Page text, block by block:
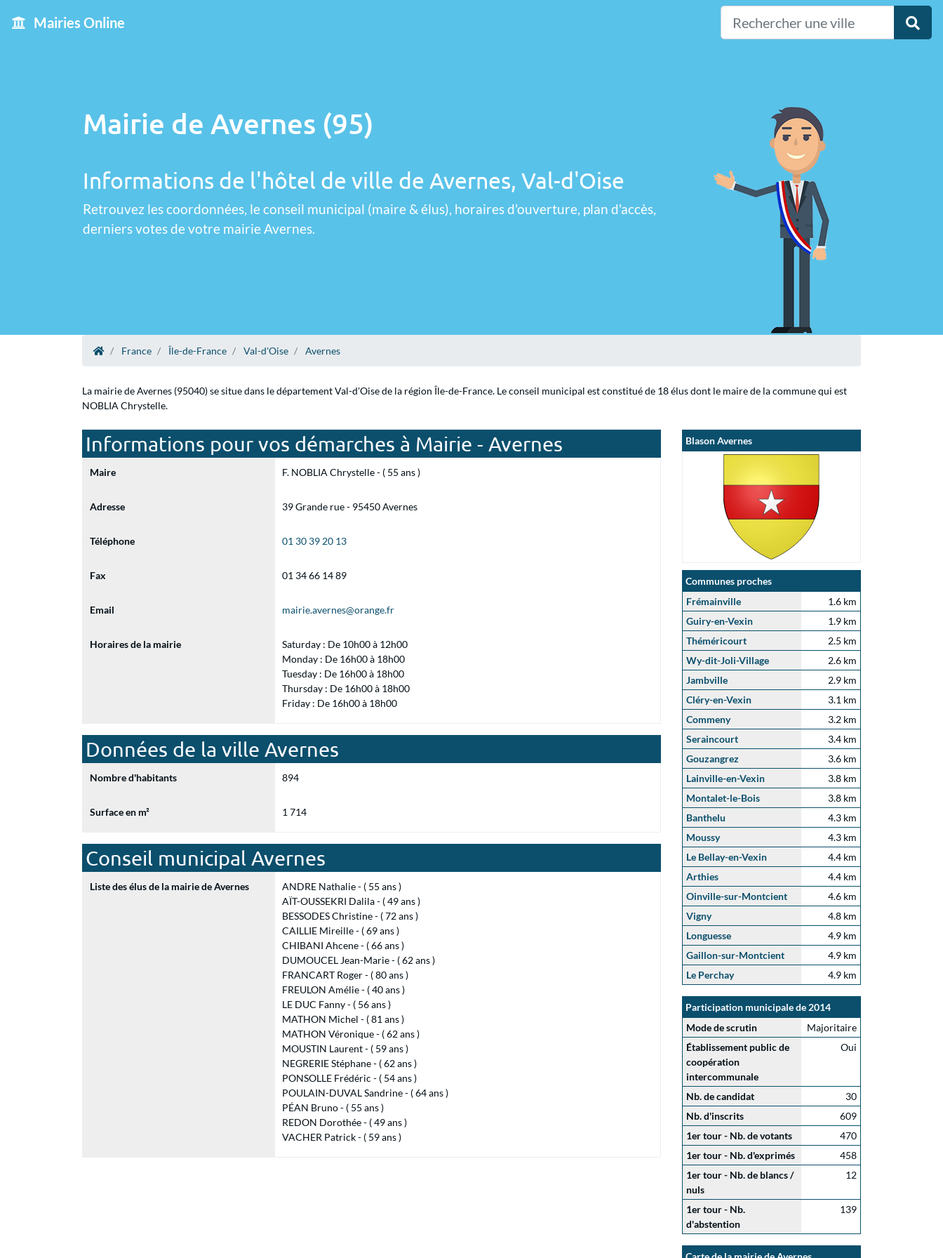
Mairies Online
Mairie de Avernes (95)
Informations de l'hôtel de ville de Avernes, Val-d'Oise
Retrouvez les coordonnées, le conseil municipal (maire & élus), horaires d'ouverture, plan d'accès,
derniers votes de votre mairie Avernes.
France Île-de-France Val-d'Oise Avernes
La mairie de Avernes (95040) se situe dans le département Val-d'Oise de la région Île-de-France. Le conseil municipal est constitué de 18 élus dont le maire de la commune qui est
NOBLIA Chrystelle.
Informations pour vos démarches à Mairie - Avernes
Maire F. NOBLIA Chrystelle - ( 55 ans )
Adresse 39 Grande rue - 95450 Avernes
Téléphone 01 30 39 20 13
Fax 01 34 66 14 89
Email mairie.avernes@orange.fr
Horaires de la mairie
Saturday : De 10h00 à 12h00
Monday : De 16h00 à 18h00
Tuesday : De 16h00 à 18h00
Thursday : De 16h00 à 18h00
Friday : De 16h00 à 18h00
Données de la ville Avernes
Nombre d'habitants 894
Surface en m² 1 714
Conseil municipal Avernes
Liste des élus de la mairie de Avernes
ANDRE Nathalie - ( 55 ans )
AÏT-OUSSEKRI Dalila - ( 49 ans )
BESSODES Christine - ( 72 ans )
CAILLIE Mireille - ( 69 ans )
CHIBANI Ahcene - ( 66 ans )
DUMOUCEL Jean-Marie - ( 62 ans )
FRANCART Roger - ( 80 ans )
FREULON Amélie - ( 40 ans )
LE DUC Fanny - ( 56 ans )
MATHON Michel - ( 81 ans )
MATHON Véronique - ( 62 ans )
MOUSTIN Laurent - ( 59 ans )
NEGRERIE Stéphane - ( 62 ans )
PONSOLLE Frédéric - ( 54 ans )
POULAIN-DUVAL Sandrine - ( 64 ans )
PÉAN Bruno - ( 55 ans )
REDON Dorothée - ( 49 ans )
VACHER Patrick - ( 59 ans )
Blason Avernes
Communes proches
Frémainville
1.6 km
Guiry-en-Vexin
1.9 km
Théméricourt
2.5 km
Wy-dit-Joli-Village
2.6 km
Jambville
2.9 km
Cléry-en-Vexin
3.1 km
Commeny
3.2 km
Seraincourt
3.4 km
Gouzangrez
3.6 km
Lainville-en-Vexin
3.8 km
Montalet-le-Bois
3.8 km
Banthelu
4.3 km
Moussy
4.3 km
Le Bellay-en-Vexin
4.4 km
Arthies
4.4 km
Oinville-sur-Montcient
4.6 km
Vigny
4.8 km
Longuesse
4.9 km
Gaillon-sur-Montcient
4.9 km
Le Perchay
4.9 km
Participation municipale de 2014
Mode de scrutin
Majoritaire
Établissement public de
coopération
intercommunale
Oui
Nb. de candidat
30
Nb. d'inscrits
609
1er tour - Nb. de votants
470
1er tour - Nb. d'exprimés
458
1er tour - Nb. de blancs /
nuls
12
1er tour - Nb.
d'abstention
139